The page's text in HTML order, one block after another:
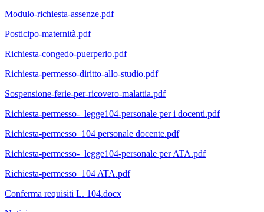
Modulo-richiesta-assenze.pdf
Posticipo-maternità.pdf
Richiesta-congedo-puerperio.pdf
Richiesta-permesso-diritto-allo-studio.pdf
Sospensione-ferie-per-ricovero-malattia.pdf
Richiesta-permesso-_legge104-personale per i docenti.pdf
Richiesta-permesso_104 personale docente.pdf
Richiesta-permesso-_legge104-personale per ATA.pdf
Richiesta-permesso_104 ATA.pdf
Conferma requisiti L. 104.docx